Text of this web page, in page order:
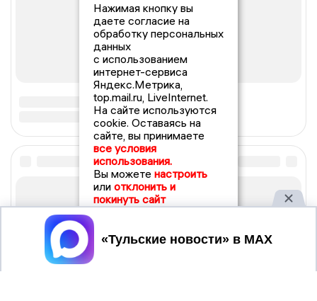
Нажимая кнопку вы
даете согласие на
обработку персональных
данных
с использованием
интернет-сервиса
Яндекс.Метрика,
top.mail.ru, LiveInternet.
На сайте используются
cookie. Оставаясь на
сайте, вы принимаете
все условия
использования.
Вы можете настроить
или отклонить и
покинуть сайт
Принять